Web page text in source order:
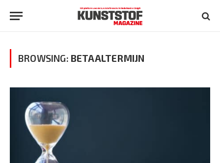
BROWSING: BETAALTERMIJN